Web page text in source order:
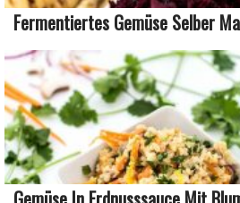
Fermentiertes Gemüse Selber